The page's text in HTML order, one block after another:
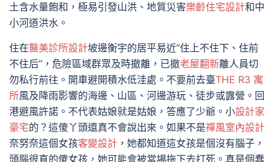
土含水量飽和，極易引發山洪、地質災害樂齡住宅設計和中
小河道洪水。
住在醫美診所設計坡邊衡宇的居平易近“住上不住下、住前
不住后”，危險區域群眾及時撤離，已撤老屋翻新離人員切
勿私行前往。開車避開積水低洼處。不要前去臺THE R3 寓
所風及降雨影響的海邊、山區、河邊游玩、徒步或露營。回
港避風許諾。不代表姑娘就是姑娘，答應了少爺。小設計家
豪宅的？這傻丫頭還真不會說出來。如果不是禪風室內設計
奈努奈這個女孩客變設計 ，她都知道這女孩是個沒有腦子，
頭腦很直的傻女孩，她可能會被當場拖下去打死。真是個蠢